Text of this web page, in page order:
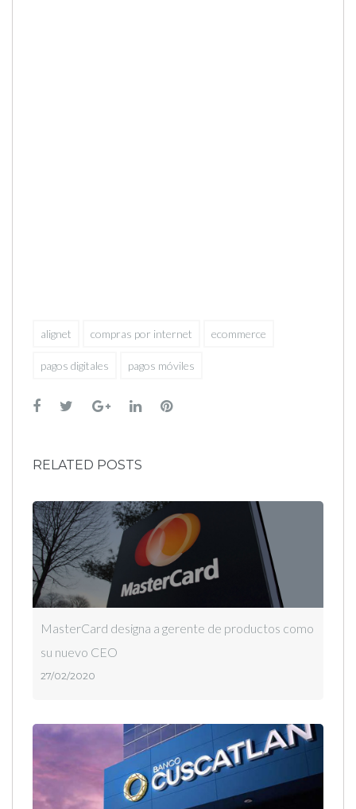
alignet compras por internet ecommerce
pagos digitales pagos móviles
Facebook
TwitterGoogle+
LinkedInPinterest
RELATED POSTS
MasterCard designa a gerente de productos como
su nuevo CEO
27/02/2020